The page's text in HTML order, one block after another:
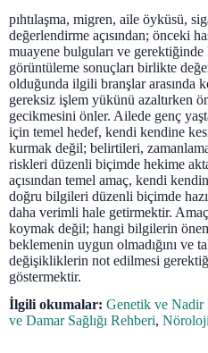
pıhtılaşma, migren, aile öyküsü,
değerlendirme açısından; önceki
muayene bulguları ve
görüntüleme sonuçları birlikte
olduğunda ilgili branşlar arasında
gereksiz işlem yükünü azaltırken
gecikmesini önler. Ailede genç
için temel hedef, kendi kendine
kurmak değil; belirtileri,
riskleri düzenli biçimde hekime
açısından temel amaç, kendi
doğru bilgileri düzenli biçimde
daha verimli hale getirmektir.
koymak değil; hangi bilgilerin
beklemenin uygun olmadığını ve
değişikliklerin not edilmesi
göstermektir.
İlgili okumalar: Genetik ve Nadir
ve Damar Sağlığı Rehberi,